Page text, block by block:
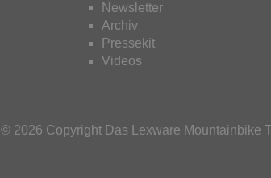
Newsletter
Archiv
Pressekit
Videos
© 2026 Copyright Das Lexware Mountainbike